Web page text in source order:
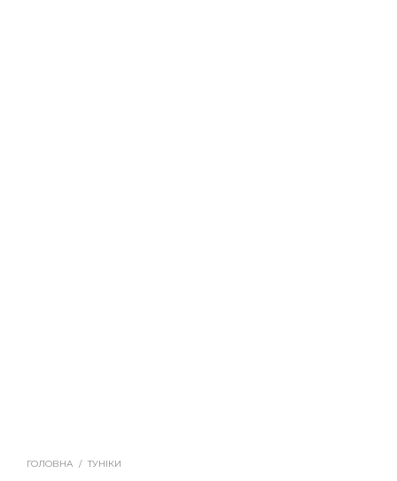
ГОЛОВНА / ТУНІКИ